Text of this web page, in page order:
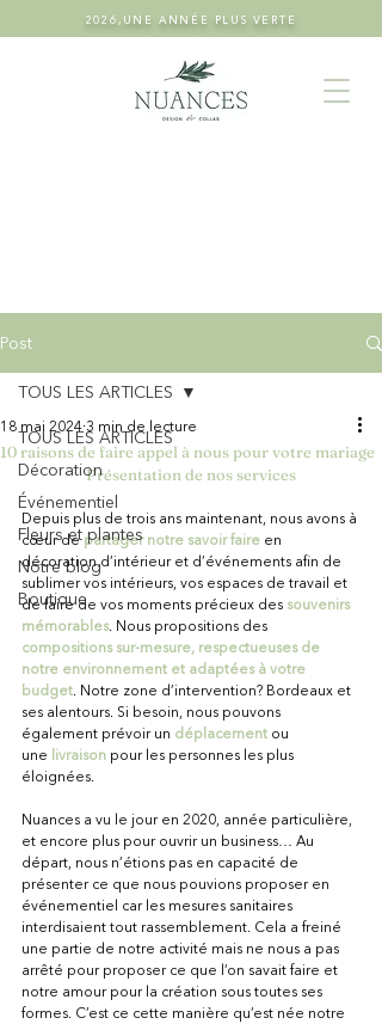
2026,UNE ANNÉE PLUS VERTE
Post
TOUS LES ARTICLES
Décoration
Événementiel
Fleurs et plantes
Notre blog
Boutique
TOUS LES ARTICLES
10 raisons de faire appel à nous pour votre mariage
18 mai 2024 3 min de lecture
Présentation de nos services
Depuis plus de trois ans maintenant, nous avons à
cœur de partager notre savoir faire en
décoration d’intérieur et d’événements afin de
sublimer vos intérieurs, vos espaces de travail et
de faire de vos moments précieux des souvenirs
mémorables. Nous propositions des
compositions sur-mesure, respectueuses de
notre environnement et adaptées à votre
budget. Notre zone d’intervention? Bordeaux et
ses alentours. Si besoin, nous pouvons
également prévoir un déplacement ou
une livraison pour les personnes les plus
éloignées.
Nuances a vu le jour en 2020, année particulière,
et encore plus pour ouvrir un business… Au
départ, nous n’étions pas en capacité de
présenter ce que nous pouvions proposer en
événementiel car les mesures sanitaires
interdisaient tout rassemblement. Cela a freiné
une partie de notre activité mais ne nous a pas
arrêté pour proposer ce que l’on savait faire et
notre amour pour la création sous toutes ses
formes. C’est ce cette manière qu’est née notre